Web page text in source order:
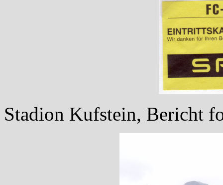
Stadion Kufstein, Bericht